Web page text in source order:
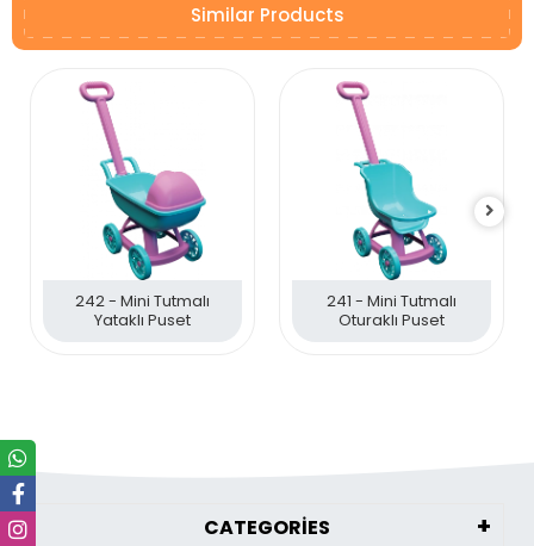
Similar Products
242 - Mini Tutmalı
Yataklı Puset
241 - Mini Tutmalı
Oturaklı Puset
CATEGORİES